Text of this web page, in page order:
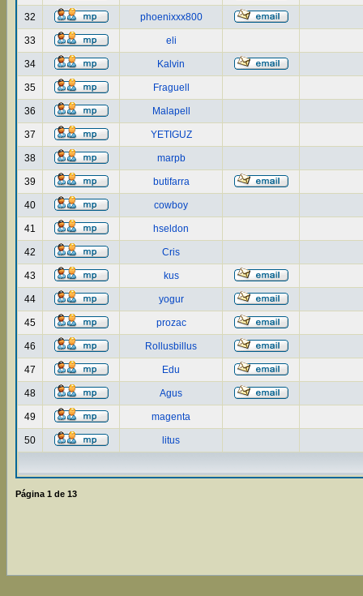
32 phoenixxx800
33 eli
34 Kalvin
35 Fraguell
36 Malapell
37 YETIGUZ
38 marpb
39 butifarra
40 cowboy
41 hseldon
42 Cris
43 kus
44 yogur
45 prozac
46 Rollusbillus
47 Edu
48 Agus
49 magenta
50 litus
Página 1 de 13